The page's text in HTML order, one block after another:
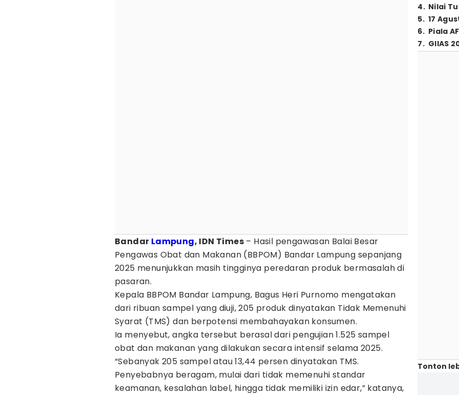
Bandar Lampung, IDN Times – Hasil pengawasan Balai Besar
Pengawas Obat dan Makanan (BBPOM) Bandar Lampung sepanjang
2025 menunjukkan masih tingginya peredaran produk bermasalah di
pasaran.
Kepala BBPOM Bandar Lampung, Bagus Heri Purnomo mengatakan
dari ribuan sampel yang diuji, 205 produk dinyatakan Tidak Memenuhi
Syarat (TMS) dan berpotensi membahayakan konsumen.
Ia menyebut, angka tersebut berasal dari pengujian 1.525 sampel
obat dan makanan yang dilakukan secara intensif selama 2025.
“Sebanyak 205 sampel atau 13,44 persen dinyatakan TMS.
Penyebabnya beragam, mulai dari tidak memenuhi standar
keamanan, kesalahan label, hingga tidak memiliki izin edar,” katanya,
4. Nilai
5. 17
6. Piala
7. GIIAS
Tonton